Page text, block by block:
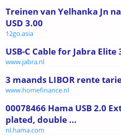
Treinen van Yelhanka Jn
USD 3.00
12go.asia
USB-C Cable for Jabra Elite
www.jabra.nl
3 maands LIBOR rente
www.homefinance.nl
00078466 Hama USB 2.0
plated, double ...
nl.hama.com